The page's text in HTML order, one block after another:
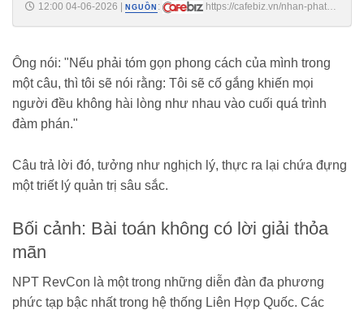
12:00 04-06-2026 NGUỒN :
https://cafebiz.vn/nhan-phat-
Ông nói: "Nếu phải tóm gọn phong cách của mình trong
một câu, thì tôi sẽ nói rằng: Tôi sẽ cố gắng khiến mọi
người đều không hài lòng như nhau vào cuối quá trình
đàm phán."
Câu trả lời đó, tưởng như nghịch lý, thực ra lại chứa đựng
một triết lý quản trị sâu sắc.
Bối cảnh: Bài toán không có lời giải thỏa
mãn
NPT RevCon là một trong những diễn đàn đa phương
phức tạp bậc nhất trong hệ thống Liên Hợp Quốc. Các